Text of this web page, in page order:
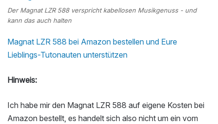
Der Magnat LZR 588 verspricht kabellosen Musikgenuss - und
kann das auch halten
Magnat LZR 588 bei Amazon bestellen und Eure
Lieblings-Tutonauten unterstützen
Hinweis:
Ich habe mir den Magnat LZR 588 auf eigene Kosten bei
Amazon bestellt, es handelt sich also nicht um ein vom